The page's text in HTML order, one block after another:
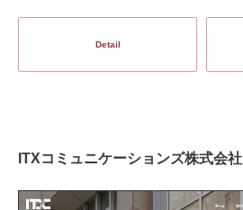
Detail
ITXコミュニケーションズ株式会社